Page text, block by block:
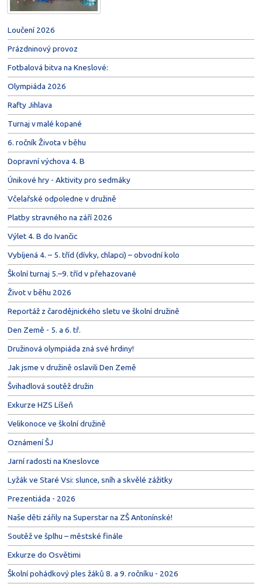
Loučení 2026
Prázdninový provoz
Fotbalová bitva na Kneslové:
Olympiáda 2026
Rafty Jihlava
Turnaj v malé kopané
6. ročník Života v běhu
Dopravní výchova 4. B
Únikové hry - Aktivity pro sedmáky
Včelařské odpoledne v družině
Platby stravného na září 2026
Výlet 4. B do Ivančic
Vybíjená 4. – 5. tříd (dívky, chlapci) – obvodní kolo
Školní turnaj 5.–9. tříd v přehazované
Život v běhu 2026
Reportáž z čarodějnického sletu ve školní družině
Den Země - 5. a 6. tř.
Družinová olympiáda zná své hrdiny!
Jak jsme v družině oslavili Den Země
Švihadlová soutěž družin
Exkurze HZS Líšeň
Velikonoce ve školní družině
Oznámení ŠJ
Jarní radosti na Kneslovce
Lyžák ve Staré Vsi: slunce, sníh a skvělé zážitky
Prezentiáda - 2026
Naše děti zářily na Superstar na ZŠ Antonínské!
Soutěž ve šplhu – městské finále
Exkurze do Osvětimi
Školní pohádkový ples žáků 8. a 9. ročníku - 2026